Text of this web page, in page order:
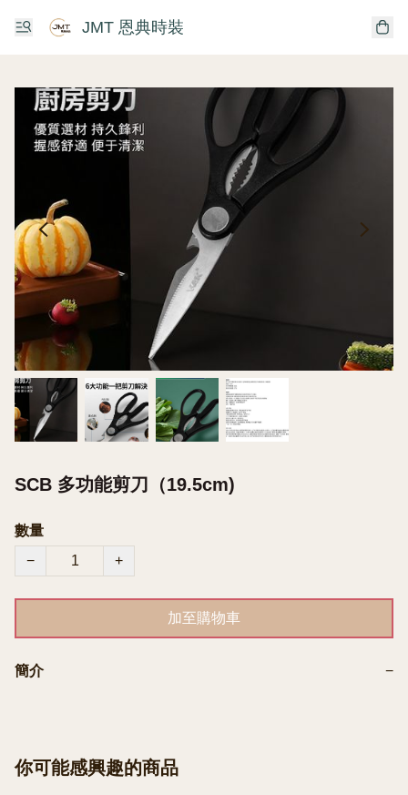
JMT 恩典時裝
SCB 多功能剪刀（19.5cm)
數量
−
+
加至購物車
簡介 −
你可能感興趣的商品